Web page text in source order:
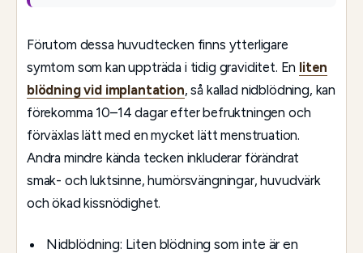
Förutom dessa huvudtecken finns ytterligare
symtom som kan uppträda i tidig graviditet. En liten
blödning vid implantation, så kallad nidblödning, kan
förekomma 10–14 dagar efter befruktningen och
förväxlas lätt med en mycket lätt menstruation.
Andra mindre kända tecken inkluderar förändrat
smak- och luktsinne, humörsvängningar, huvudvärk
och ökad kissnödighet.
Nidblödning: Liten blödning som inte är en